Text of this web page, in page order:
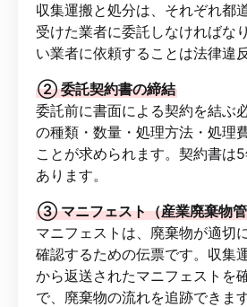
収集運搬と処分は、それぞれ都
受けた業者に委託しなければな
い業者に依頼することは法律違反
② 委託契約書の締結
委託前に書面による契約を結ぶ
の種類・数量・処理方法・処理
ことが求められます。契約書は
あります。
③ マニフェスト（産業廃棄物
マニフェストは、廃棄物が適切
確認するための伝票です。収集
から返送されたマニフェストを
で、廃棄物の流れを追跡できま